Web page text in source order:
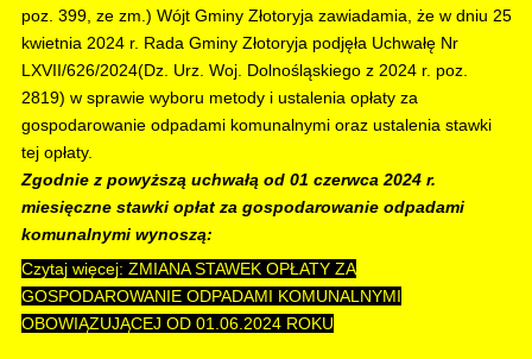
poz. 399, ze zm.) Wójt Gminy Złotoryja zawiadamia, że w dniu 25
kwietnia 2024 r. Rada Gminy Złotoryja podjęła Uchwałę Nr
LXVII/626/2024(Dz. Urz. Woj. Dolnośląskiego z 2024 r. poz.
2819) w sprawie wyboru metody i ustalenia opłaty za
gospodarowanie odpadami komunalnymi oraz ustalenia stawki
tej opłaty.
Zgodnie z powyższą uchwałą od 01 czerwca 2024 r.
miesięczne stawki opłat za gospodarowanie odpadami
komunalnymi wynoszą:
Czytaj więcej: ZMIANA STAWEK OPŁATY ZA
GOSPODAROWANIE ODPADAMI KOMUNALNYMI
OBOWIĄZUJĄCEJ OD 01.06.2024 ROKU